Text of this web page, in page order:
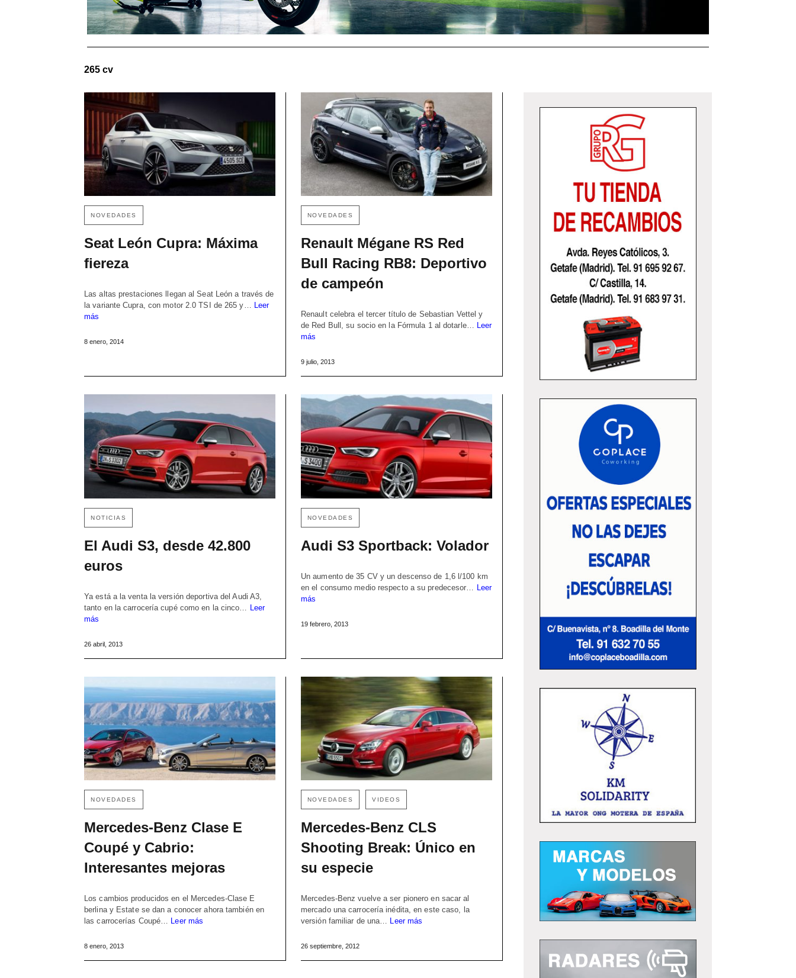
265 cv
NOVEDADES
Seat León Cupra: Máxima
fiereza
Las altas prestaciones llegan al Seat León a través de
la variante Cupra, con motor 2.0 TSI de 265 y… Leer
más
8 enero, 2014
NOVEDADES
Renault Mégane RS Red
Bull Racing RB8: Deportivo
de campeón
Renault celebra el tercer título de Sebastian Vettel y
de Red Bull, su socio en la Fórmula 1 al dotarle… Leer
más
9 julio, 2013
NOTICIAS
El Audi S3, desde 42.800
euros
Ya está a la venta la versión deportiva del Audi A3,
tanto en la carrocería cupé como en la cinco…
Leer
más
26 abril, 2013
NOVEDADES
Audi S3 Sportback: Volador
Un aumento de 35 CV y un descenso de 1,6 l/100 km
en el consumo medio respecto a su predecesor…
Leer
más
19 febrero, 2013
NOVEDADES
Mercedes-Benz Clase E
Coupé y Cabrio:
Interesantes mejoras
Los cambios producidos en el Mercedes-Clase E
berlina y Estate se dan a conocer ahora también en
las carrocerías Coupé… Leer más
8 enero, 2013
NOVEDADES VIDEOS
Mercedes-Benz CLS
Shooting Break: Único en
su especie
Mercedes-Benz vuelve a ser pionero en sacar al
mercado una carrocería inédita, en este caso, la
versión familiar de una… Leer más
26 septiembre, 2012